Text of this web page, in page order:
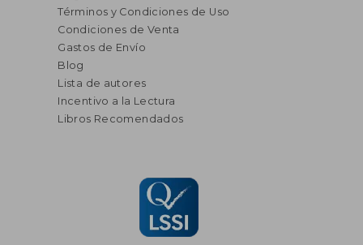
Términos y Condiciones de Uso
Condiciones de Venta
Gastos de Envío
Blog
Lista de autores
Incentivo a la Lectura
Libros Recomendados